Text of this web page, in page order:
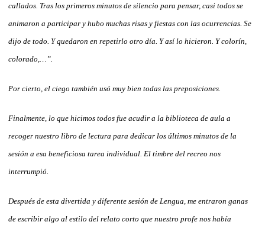
callados. Tras los primeros minutos de silencio para pensar, casi todos se
animaron a participar y hubo muchas risas y fiestas con las ocurrencias. Se
dijo de todo. Y quedaron en repetirlo otro día. Y así lo hicieron. Y colorín,
colorado,…”.
Por cierto, el ciego también usó muy bien todas las preposiciones.
Finalmente, lo que hicimos todos fue acudir a la biblioteca de aula a
recoger nuestro libro de lectura para dedicar los últimos minutos de la
sesión a esa beneficiosa tarea individual. El timbre del recreo nos
interrumpió.
Después de esta divertida y diferente sesión de Lengua, me entraron ganas
de escribir algo al estilo del relato corto que nuestro profe nos había